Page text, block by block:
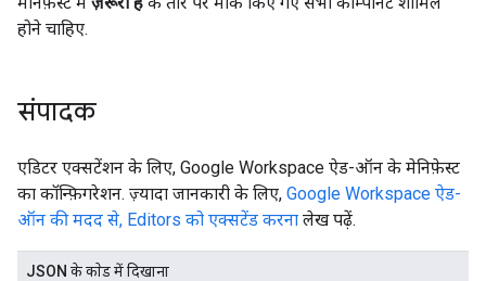
होने चाहिए.
संपादक
एडिटर एक्सटेंशन के लिए, Google Workspace ऐड-ऑन के मेनिफ़ेस्ट
का कॉन्फ़िगरेशन. ज़्यादा जानकारी के लिए, Google Workspace ऐड-
ऑन की मदद से, Editors को एक्सटेंड करना लेख पढ़ें.
JSON के काेड में दिखाना